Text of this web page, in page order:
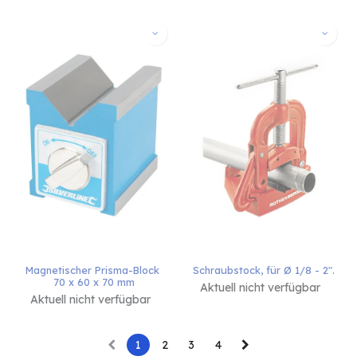
Magnetischer Prisma-Block
70 x 60 x 70 mm
Aktuell nicht verfügbar
Schraubstock, für Ø 1/8 - 2".
Aktuell nicht verfügbar
1 2 3 4